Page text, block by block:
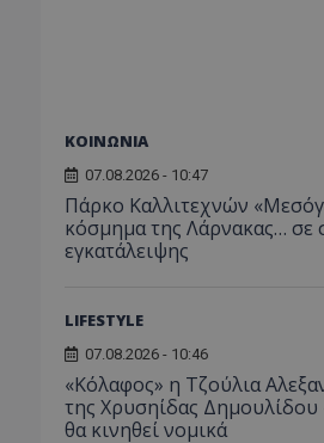
ΚΟΙΝΩΝΙΑ
07.08.2026 - 10:47
Πάρκο Καλλιτεχνών
κόσμημα της Λάρνακας… σε
εγκατάλειψης
LIFESTYLE
07.08.2026 - 10:46
«Κόλαφος» η Τζούλια
της Χρυσηίδας Δημουλίδου
θα κινηθεί νομικά